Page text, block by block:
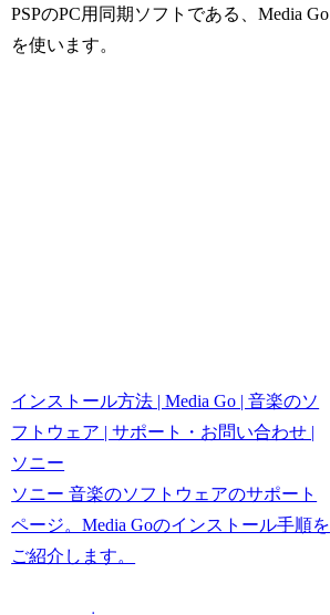
PSPのPC用同期ソフトである、Media Go
を使います。
インストール方法 | Media Go | 音楽のソ
フトウェア | サポート・お問い合わせ |
ソニー
ソニー 音楽のソフトウェアのサポート
ページ。Media Goのインストール手順を
ご紹介します。